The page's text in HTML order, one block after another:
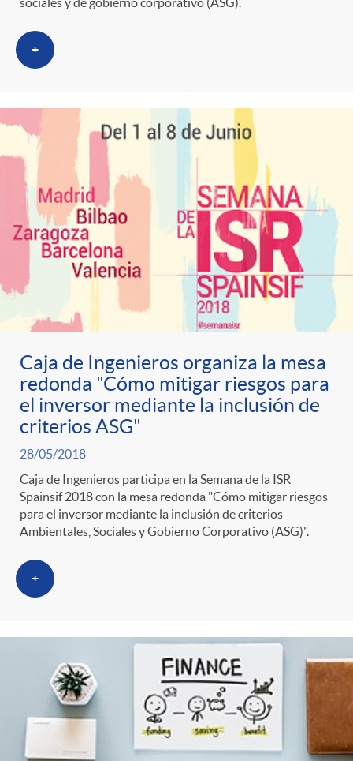
+
Caja de Ingenieros organiza la mesa
redonda "Cómo mitigar riesgos para
el inversor mediante la inclusión de
criterios ASG"
28/05/2018
Caja de Ingenieros participa en la Semana de la ISR
Spainsif 2018 con la mesa redonda "Cómo mitigar riesgos
para el inversor mediante la inclusión de criterios
Ambientales, Sociales y Gobierno Corporativo (ASG)".
+